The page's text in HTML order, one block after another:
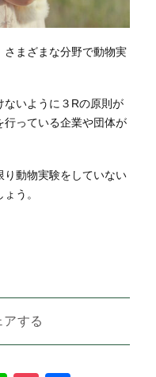
さまざまな分野で動物実
いように３Rの原則が
っている企業や団体が
動物実験をしていない
う。
アする